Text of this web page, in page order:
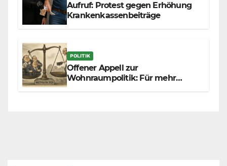
Aufruf: Protest gegen Erhöhung
Krankenkassenbeiträge
POLITIK
Offener Appell zur
Wohnraumpolitik: Für mehr